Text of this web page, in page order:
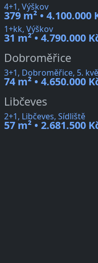
4+1, Výškov
379 m² • 4.100.000
1+kk, Výškov
31 m² • 4.790.000
Dobroměřice
3+1, Dobroměřice, 5.
74 m² • 4.650.000
Libčeves
2+1, Libčeves, Sídliště
57 m² • 2.681.500